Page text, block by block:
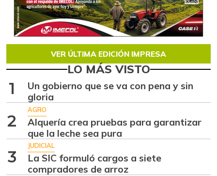
VER ÚLTIMA EDICIÓN IMPRESA
LO MÁS VISTO
1
Un gobierno que se va con pena y sin
gloria
2
AGRO
Alquería crea pruebas para garantizar
que la leche sea pura
3
JUDICIAL
La SIC formuló cargos a siete
compradores de arroz